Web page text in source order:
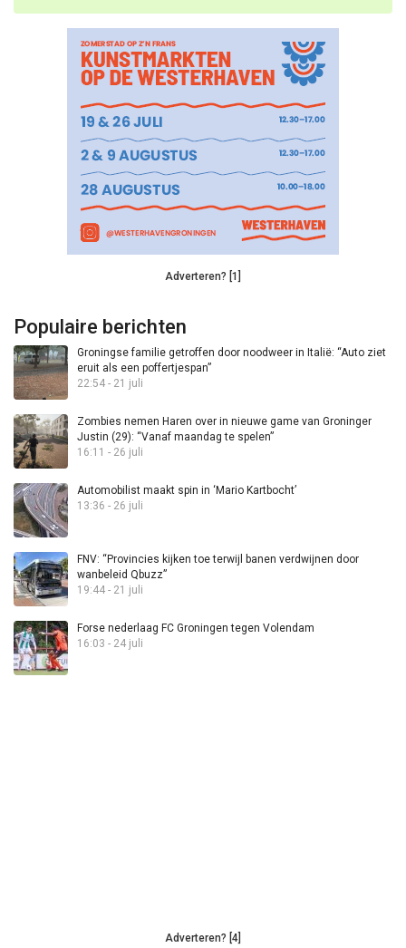
Adverteren? [1]
Populaire berichten
Groningse familie getroffen door noodweer in Italië: “Auto ziet
eruit als een poffertjespan”
22:54 - 21 juli
Zombies nemen Haren over in nieuwe game van Groninger
Justin (29): “Vanaf maandag te spelen”
16:11 - 26 juli
Automobilist maakt spin in ‘Mario Kartbocht’
13:36 - 26 juli
FNV: “Provincies kijken toe terwijl banen verdwijnen door
wanbeleid Qbuzz”
19:44 - 21 juli
Forse nederlaag FC Groningen tegen Volendam
16:03 - 24 juli
Adverteren? [4]